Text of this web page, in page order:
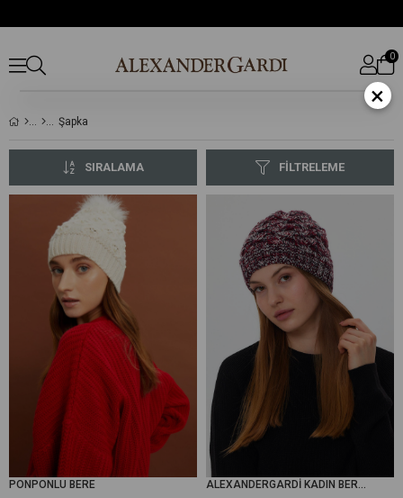
0
Şapka
FILTRELEME
SIRALAMA
PONPONLU BERE
×